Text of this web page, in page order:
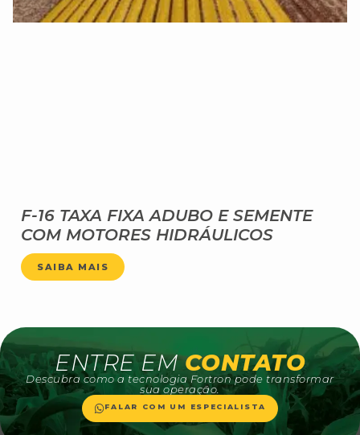
F-16 TAXA FIXA ADUBO E SEMENTE
COM MOTORES HIDRÁULICOS
SAIBA MAIS
ENTRE EMCONTATO
Descubra como a tecnologia Fortron pode transformar
sua operação.
FALAR COM UM ESPECIALISTA